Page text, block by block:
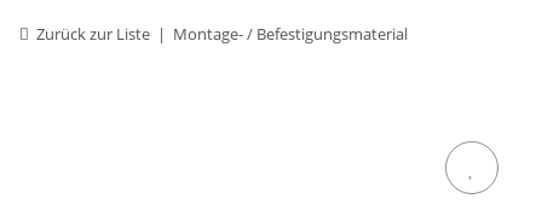
Zurück zur Liste Montage- / Befestigungsmaterial